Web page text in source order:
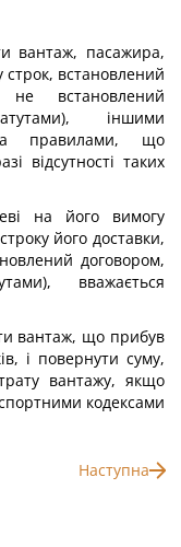
вантаж, пасажира,
встановлений
встановлений
іншими
правилами, що
відсутності таких
на його вимогу
його доставки,
договором,
вважається
вантаж, що прибув
і повернути суму,
вантажу, якщо
кодексами
Наступна